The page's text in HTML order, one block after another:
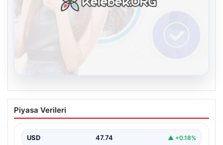
08.08.2026
Kelebek sohbet platformu İle Dijital
İletişimin Güvenli Adresi Ve Chat
İnternet çağında bireylerin seviyeli bir biçimde iletişim
Piyasa Verileri
USD 47.74 ▲ +0.18%